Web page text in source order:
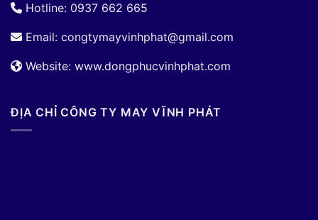
Hotline: 0937 662 665
Email: congtymayvinhphat@gmail.com
Website: www.dongphucvinhphat.com
ĐỊA CHỈ CÔNG TY MAY VĨNH PHÁT